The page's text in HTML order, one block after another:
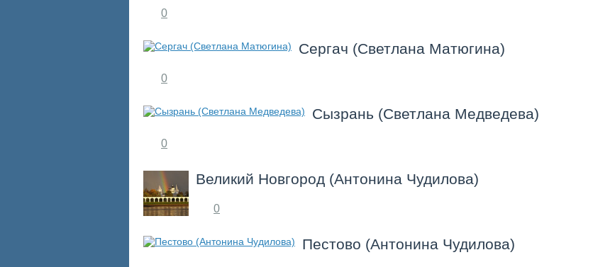
0
Сергач (Светлана Матюгина)
0
Сызрань (Светлана Медведева)
0
Великий Новгород (Антонина Чудилова)
0
Пестово (Антонина Чудилова)